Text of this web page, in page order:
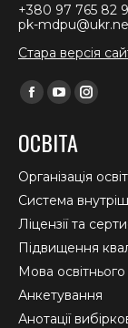
+380 97 765 82
pk-
Стара версія
Find us on:
Facebook
opens
in
new
window
YouTube
opens
in
new
window
in
new
ОСВІТА
Організація
Система
Ліцензії та
Підвищення
Мова
Анкетування
Анотації